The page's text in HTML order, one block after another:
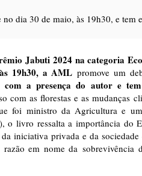
dia 30 de maio, às 19h30, e tem
Jabuti 2024 na categoria
19h30, a AML promove um
com a presença do autor e
com as florestas e as mudanças
foi ministro da Agricultura e
o livro ressalta a importância do
iniciativa privada e da
em nome da